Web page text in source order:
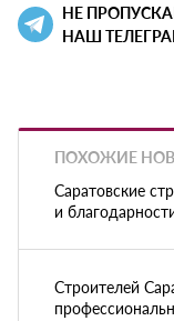
НЕ
НАШ
ПОХОЖИЕ
Саратовские
и
Строителей